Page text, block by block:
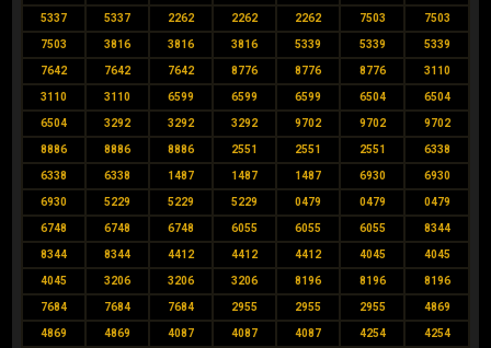
5337 5337 2262 2262 2262 7503 7503
7503 3816 3816 3816 5339 5339 5339
7642 7642 7642 8776 8776 8776 3110
3110 3110 6599 6599 6599 6504 6504
6504 3292 3292 3292 9702 9702 9702
8886 8886 8886 2551 2551 2551 6338
6338 6338 1487 1487 1487 6930 6930
6930 5229 5229 5229 0479 0479 0479
6748 6748 6748 6055 6055 6055 8344
8344 8344 4412 4412 4412 4045 4045
4045 3206 3206 3206 8196 8196 8196
7684 7684 7684 2955 2955 2955 4869
4869 4869 4087 4087 4087 4254 4254